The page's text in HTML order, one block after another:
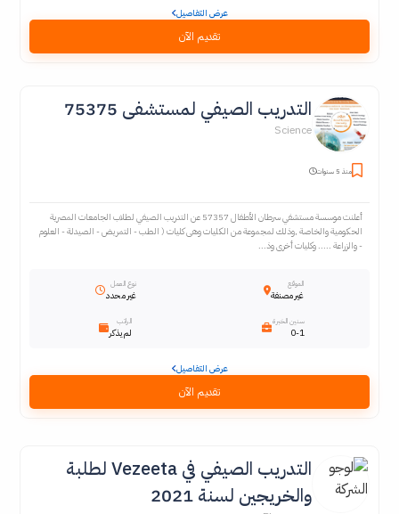
عرض التفاصيل
تقديم الآن
التدريب الصيفي لمستشفى 75375
Science
منذ 5 سنوات
أعلنت موسسة مستشفي سرطان الأطفال 57357 عن التدريب الصيفي لطلاب الجامعات المصرية
الحكومية والخاصة ,وذلك لمجموعة من الكليات وهى كليات ( الطب - التمريض - الصيدلة - العلوم
- والزراعة ..... وكليات أخرى وذ...
الموقع
غير مصنفة
نوع العمل
غير محدد
سنين الخبرة
0-1
الراتب
لم يذكر
عرض التفاصيل
تقديم الآن
التدريب الصيفي في Vezeeta لطلبة
والخريجين لسنة 2021